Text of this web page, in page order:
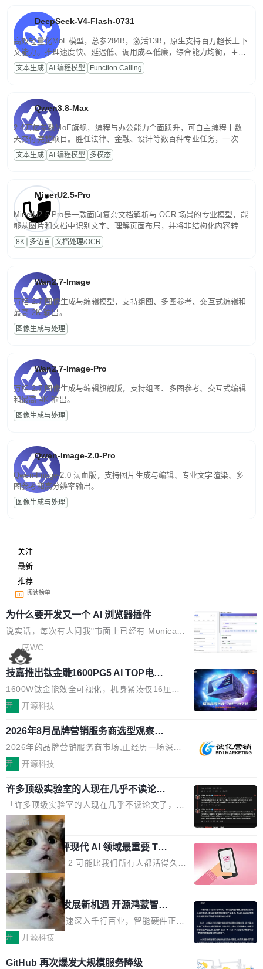
DeepSeek-V4-Flash-0731
高效轻量化MoE模型，总参284B，激活13B，原生支持百万超长上下
文能力。推理速度快、延迟低、调用成本低廉，综合能力均衡，主打
高并发、轻量化任务，适合日常对话、内容创作、基础 RAG、批量
文案处理等普惠刚需场景。
文本生成 AI 编程模型 Function Calling
Qwen3.8-Max
2.4万亿参数MoE旗舰，编程与办公能力全面跃升，可自主编程十数
天交付完整项目。胜任法律、金融、设计等数百种专业任务，一次对
话端到端交付生产级成果。原生视觉理解贯穿规划、执行与验证全流
程，支持超长文档与长视频的深度语义解析。长程任务中自主规划与
文本生成 AI 编程模型 多模态
MinerU2.5-Pro
MinerU2.5-Pro是一款面向复杂文档解析与 OCR 场景的专业模型，能
够从图片和文档中识别文字、理解页面布局，并将非结构化内容转换
为便于存储、检索和二次处理的结构化结果。
8K 多语言 文档处理/OCR
Wan2.7-Image
万相 2.7 图像生成与编辑模型，支持组图、多图参考、交互式编辑和
最高 2K 输出。
图像生成与处理
Wan2.7-Image-Pro
万相 2.7 图像生成与编辑旗舰版，支持组图、多图参考、交互式编辑
和最高 4K 输出。
图像生成与处理
Qwen-Image-2.0-Pro
Qwen-Image-2.0 满血版，支持图片生成与编辑、专业文字渲染、多
图参考和高分辨率输出。
图像生成与处理
关注
最新
推荐
阅读榜单
为什么要开发又一个 AI 浏览器插件
说实话，每次有人问我"市面上已经有 Monica、
Sider、Copilot for Chrome 这些 AI 浏览器插件
了，你为什么还要再做一个"，我都觉得这个问题
问得好。 因为我自己也是从用户变成开发者的。
现有产品的天花板 我用过不少 AI 浏览器插件。
刚开始觉得都挺好——选中一段文字，弹出解
要。但用久了你会发现，它们本质上都是同一类
东西：一个带网页上下文的聊天框。 它们能读取
页面的文本，然后把文本丢给大模型，再返回一
段回答。仅此而已。 这当然有用，但总觉得差点
意思。比如我在一个后台管理系统里，需要填50
个表单字段，每个字段还有联动逻辑；比如我
想...
席WC
技嘉推出钛金雕1600PG5 AI TOP电
源：为发烧级主机与本地AI算力打造旗
舰供电方案
1600W钛金能效全可视化，机身紧凑仅16厘米
继2026台北电脑展首度亮相后，技嘉科技近日正
电源专为发烧级DIY主机与本地AI算力平台打
造，整机长度仅16厘米，提供1600W额定功率
与80PLUS钛金能效；支持ATX 3.1与PCIe 5.1
规范，结合服务器级元件、完善供电线材与内置
实时LCD监控屏，可充分满足当下高阶PC主机
的严苛使用需求。 澎湃功率，紧凑机身 钛金雕1
600PG5 AI TOP具备强悍输出功率，同时实现
机身尺寸大幅精简。整机长度仅16厘米，属于同
功率段机身尺寸十分紧凑的1600W电源产品。小
巧机身有效提升市面主流标准A...
开 开源科技
2026年8月品牌营销服务商选型观察：
从流量思维到品牌资产思维的范式转移
2026年的品牌营销服务商市场,正经历一场深刻
的价值重构。全球全案品牌代理机构市场从2025
复合增长率达5.44%,预计2032年将突破120亿美
元。数字广告与公共关系相关服务市场更是从20
25年的8463亿美元扩张至2026年的8763亿美
元。数字的背后是一个清晰的事实——品牌对专
业化营销服务的需求从未如此迫切。 但市场扩容
的同时,服务商的竞争逻辑正在改变。2026年Top
Agency年度合辑的观察指出,“产品”这个离消费
者最近的载体,在整个品牌营销层面的权重显著变
高了。全域营销服务商的竞争正在从规模转向深
度,案例厚度、全域覆盖、多线协同...
开 开源科技
许多顶级实验室的人现在几乎不读论文
了
「许多顶级实验室的人现在几乎不读论文了，而
且他们认为 ICLR/ICML/NeurIPS 充斥着大量过
度宣传和欺诈。」 OpenAI 研究员 Keller Jorda
n 这条推文引发了广泛讨论。他不是在说风凉
话，他是说出了一个圈内人尽皆知但很少公开捅
破的事实。 Jordan 随后补充了一句软化声明：
「我不认为这些会议上大部分论文都在过度宣传
或造假。问题是，作为读者，如果你筛选出那些
看起来最令人兴奋的论文，那它们大部分都是过
度宣传的。」 这才是真正的痛点。不是所有论文
都有问题，是最吸引眼球的那批论文最有问题。
他引用的帖子来自 Mathew Shen，一位 ICLR 2
局
xAI 前工程师评现代 AI 领域最重要 Top
3 开源项目
Flash Attention 2 可能比我们所有人都活得久。
这句话不是来自某个技术博客，而是出自 Hieu
Pham 的一条推文。Hieu Pham 是谁？他是 xAI
的早期工程师之一，在 Grok 训练基础设施团队
工作过。近日他在 X 上发了一条帖子，列出了他
认为现代 AI 领域最重要的三个开源项目。 第一
理由很具体。FA 系列不需要解释，但 FA2 是他
局
共商智能硬件发展新机遇 开源鸿蒙智能
硬件开发者日杭州站即将举行
随着万物智联加速深入千行百业，智能硬件正从
单点设备迈向智能化、网联化、协同化发展。作
鸿蒙通过统一技术底座和分布式能力，为不同类
开 开源科技
GitHub 再次爆发大规模服务降级